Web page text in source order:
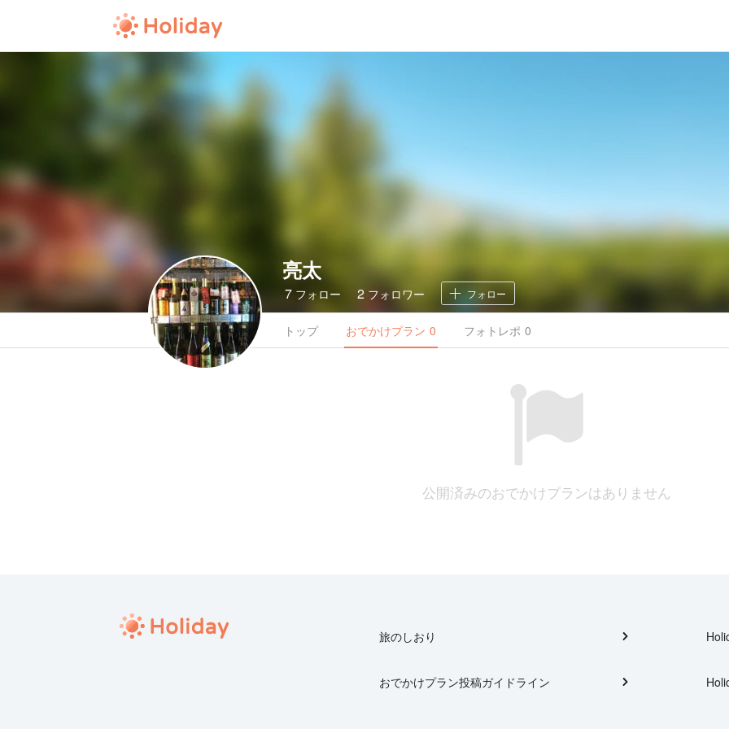
亮太
7 フォロー 2 フォロワー フォロー
トップ おでかけプラン 0 フォトレポ 0
公開済みのおでかけプランはありません
旅のしおり
おでかけプラン投稿ガイドライン